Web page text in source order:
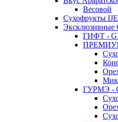
Весовой
Сухофрукты
Эксклюзивные
ГИФТ -
ГУРМЭ -